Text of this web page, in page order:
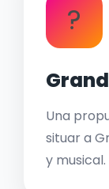
?
Una
situar a
y musical.